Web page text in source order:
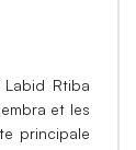
Rtiba
et les
principale